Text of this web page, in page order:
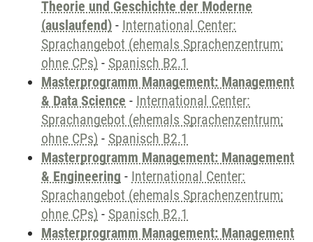
Theorie und Geschichte der Moderne
(auslaufend) - International Center:
Sprachangebot (ehemals Sprachenzentrum;
ohne CPs) - Spanisch B2.1
Masterprogramm Management: Management
& Data Science - International Center:
Sprachangebot (ehemals Sprachenzentrum;
ohne CPs) - Spanisch B2.1
Masterprogramm Management: Management
& Engineering - International Center:
Sprachangebot (ehemals Sprachenzentrum;
ohne CPs) - Spanisch B2.1
Masterprogramm Management: Management